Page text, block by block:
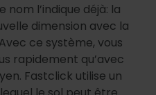
nom l’indique déjà: la
dimension avec la
ce système, vous
rapidement qu’avec
Fastclick utilise un